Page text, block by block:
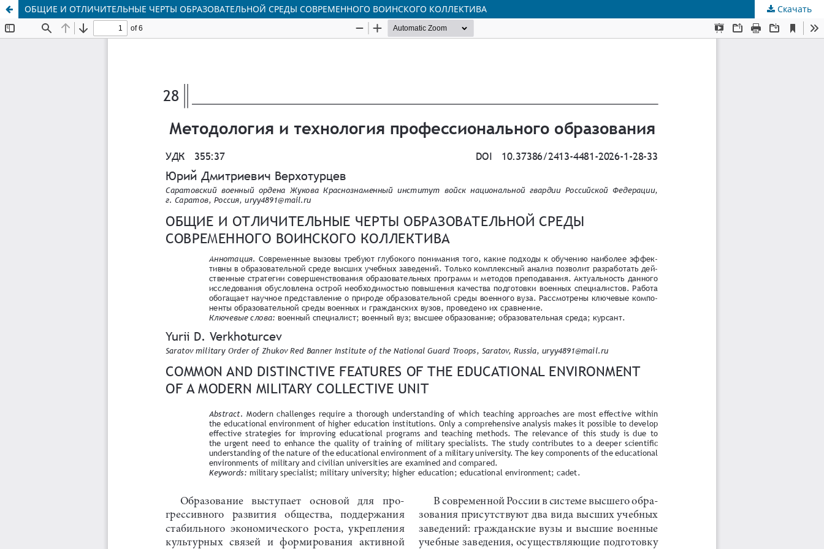
ОБЩИЕ И ОТЛИЧИТЕЛЬНЫЕ ЧЕРТЫ ОБРАЗОВАТЕЛЬНОЙ СРЕДЫ СОВРЕМЕННОГО ВОИНСКОГО КОЛЛЕКТИВА Скачать